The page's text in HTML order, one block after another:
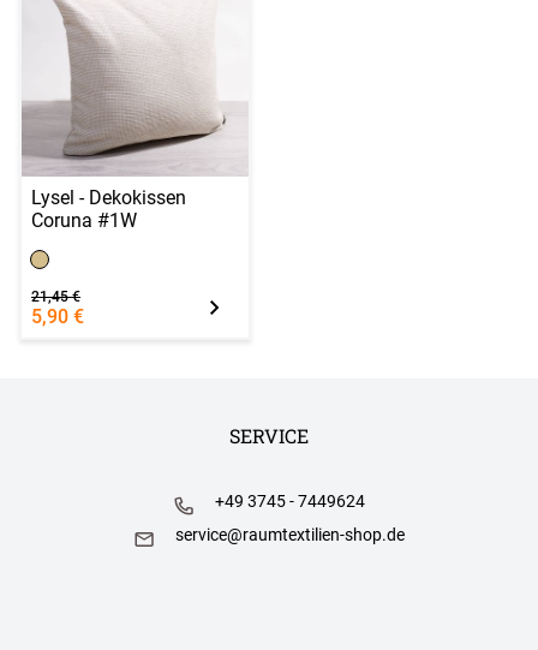
Lysel - Dekokissen
Coruna #1W
21,45 €
5,90 €
SERVICE
+49 3745 - 7449624
service@raumtextilien-shop.de